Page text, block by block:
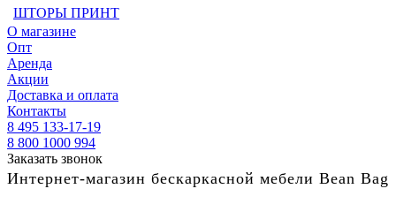
ШТОРЫ ПРИНТ
О магазине
Опт
Аренда
Акции
Доставка и оплата
Контакты
8 495 133-17-19
8 800 1000 994
Заказать звонок
Интернет-магазин бескаркасной мебели Bean Bag